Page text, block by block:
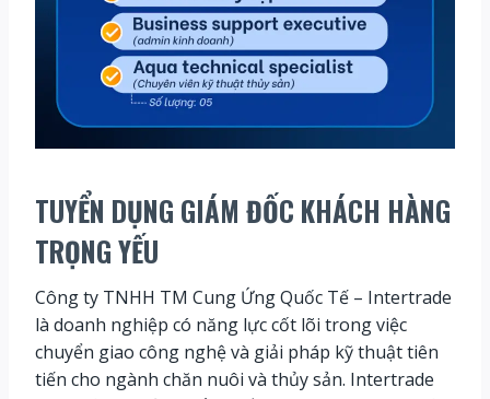
TUYỂN DỤNG GIÁM ĐỐC KHÁCH HÀNG
TRỌNG YẾU
Công ty TNHH TM Cung Ứng Quốc Tế – Intertrade
là doanh nghiệp có năng lực cốt lõi trong việc
chuyển giao công nghệ và giải pháp kỹ thuật tiên
tiến cho ngành chăn nuôi và thủy sản. Intertrade